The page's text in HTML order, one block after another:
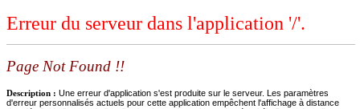
Erreur du serveur dans l'application '/'.
Page Not Found !!
Description : Une erreur d'application s'est produite sur le serveur. Les paramètres
d'erreur personnalisés actuels pour cette application empêchent l'affichage à distance